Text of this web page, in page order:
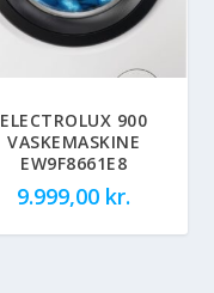
ELECTROLUX 900
VASKEMASKINE
EW9F8661E8
9.999,00 kr.